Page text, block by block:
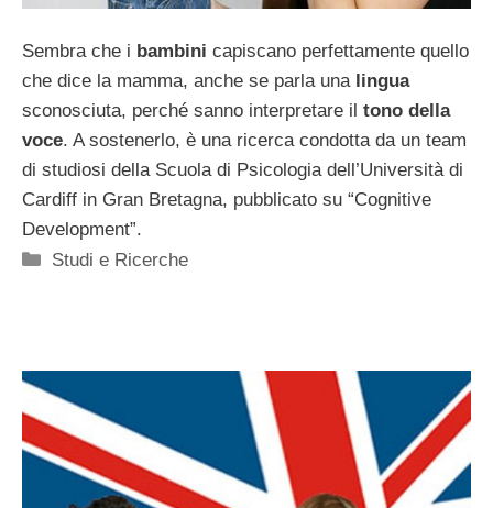
Sembra che i bambini capiscano perfettamente quello
che dice la mamma, anche se parla una lingua
sconosciuta, perché sanno interpretare il tono della
voce. A sostenerlo, è una ricerca condotta da un team
di studiosi della Scuola di Psicologia dell’Università di
Cardiff in Gran Bretagna, pubblicato su “Cognitive
Development”.
Categorie
Studi e Ricerche